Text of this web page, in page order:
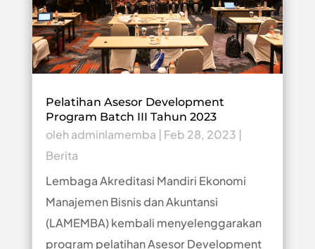
Pelatihan Asesor Development
Program Batch III Tahun 2023
oleh adminlamemba | Feb 28, 2023 |
Berita
Lembaga Akreditasi Mandiri Ekonomi
Manajemen Bisnis dan Akuntansi
(LAMEMBA) kembali menyelenggarakan
program pelatihan Asesor Development